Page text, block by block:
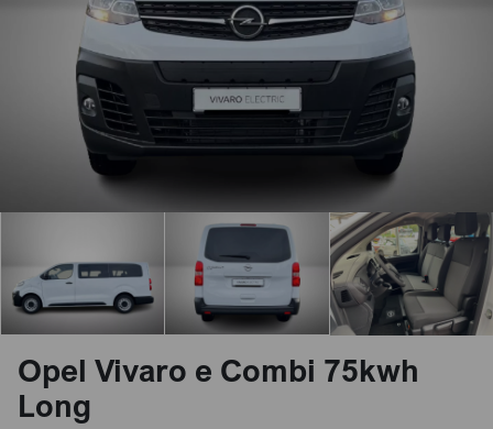
Opel Vivaro e Combi 75kwh
Long